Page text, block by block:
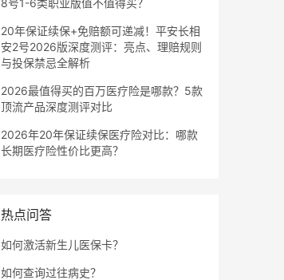
8号1-6类职业版值不值得买？
20年保证续保+免赔额可递减！平安长相
安2号2026版深度测评：亮点、理赔规则
与投保禁忌全解析
2026最值得买的百万医疗险是哪款？5款
顶流产品深度测评对比
2026年20年保证续保医疗险对比：哪款
长期医疗险性价比更高？
热点问答
如何激活新生儿医保卡？
如何查询过往病史？